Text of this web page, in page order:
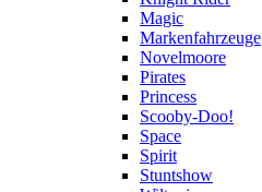
Magic
Markenfahrzeuge
Novelmoore
Pirates
Princess
Scooby-Doo!
Space
Spirit
Stuntshow